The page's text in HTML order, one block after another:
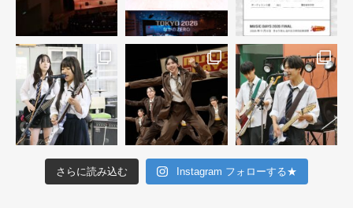
さらに読み込む Instagram フォローする★